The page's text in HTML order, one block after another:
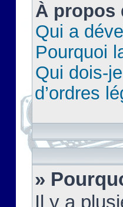
À propos
Qui a
Pourquoi
Qui dois-
d’ordres
»
Il y a